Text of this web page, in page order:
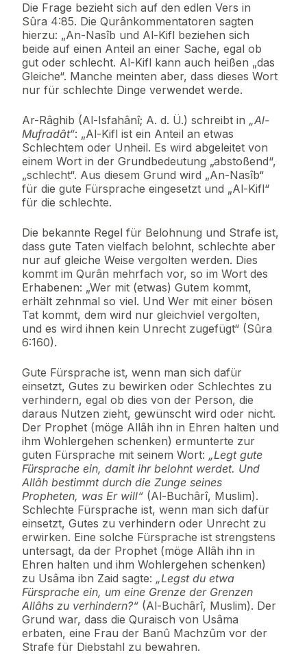
Die Frage bezieht sich auf den edlen Vers in
Sûra 4:85. Die Qurânkommentatoren sagten
hierzu: „An-Nasîb und Al-Kifl beziehen sich
beide auf einen Anteil an einer Sache, egal ob
gut oder schlecht. Al-Kifl kann auch heißen „das
Gleiche“. Manche meinten aber, dass dieses Wort
nur für schlechte Dinge verwendet werde.
Ar-Râghib (Al-Isfahânî; A. d. Ü.) schreibt in „Al-
Mufradât“: „Al-Kifl ist ein Anteil an etwas
Schlechtem oder Unheil. Es wird abgeleitet von
einem Wort in der Grundbedeutung „abstoßend“,
„schlecht“. Aus diesem Grund wird „An-Nasîb“
für die gute Fürsprache eingesetzt und „Al-Kifl“
für die schlechte.
Die bekannte Regel für Belohnung und Strafe ist,
dass gute Taten vielfach belohnt, schlechte aber
nur auf gleiche Weise vergolten werden. Dies
kommt im Qurân mehrfach vor, so im Wort des
Erhabenen: „Wer mit (etwas) Gutem kommt,
erhält zehnmal so viel. Und Wer mit einer bösen
Tat kommt, dem wird nur gleichviel vergolten,
und es wird ihnen kein Unrecht zugefügt“ (Sûra
6:160).
Gute Fürsprache ist, wenn man sich dafür
einsetzt, Gutes zu bewirken oder Schlechtes zu
verhindern, egal ob dies von der Person, die
daraus Nutzen zieht, gewünscht wird oder nicht.
Der Prophet (möge Allâh ihn in Ehren halten und
ihm Wohlergehen schenken) ermunterte zur
guten Fürsprache mit seinem Wort: „Legt gute
Fürsprache ein, damit ihr belohnt werdet. Und
Allâh bestimmt durch die Zunge seines
Propheten, was Er will“ (Al-Buchârî, Muslim).
Schlechte Fürsprache ist, wenn man sich dafür
einsetzt, Gutes zu verhindern oder Unrecht zu
erwirken. Eine solche Fürsprache ist strengstens
untersagt, da der Prophet (möge Allâh ihn in
Ehren halten und ihm Wohlergehen schenken)
zu Usâma ibn Zaid sagte: „Legst du etwa
Fürsprache ein, um eine Grenze der Grenzen
Allâhs zu verhindern?“ (Al-Buchârî, Muslim). Der
Grund war, dass die Quraisch von Usâma
erbaten, eine Frau der Banû Machzûm vor der
Strafe für Diebstahl zu bewahren.